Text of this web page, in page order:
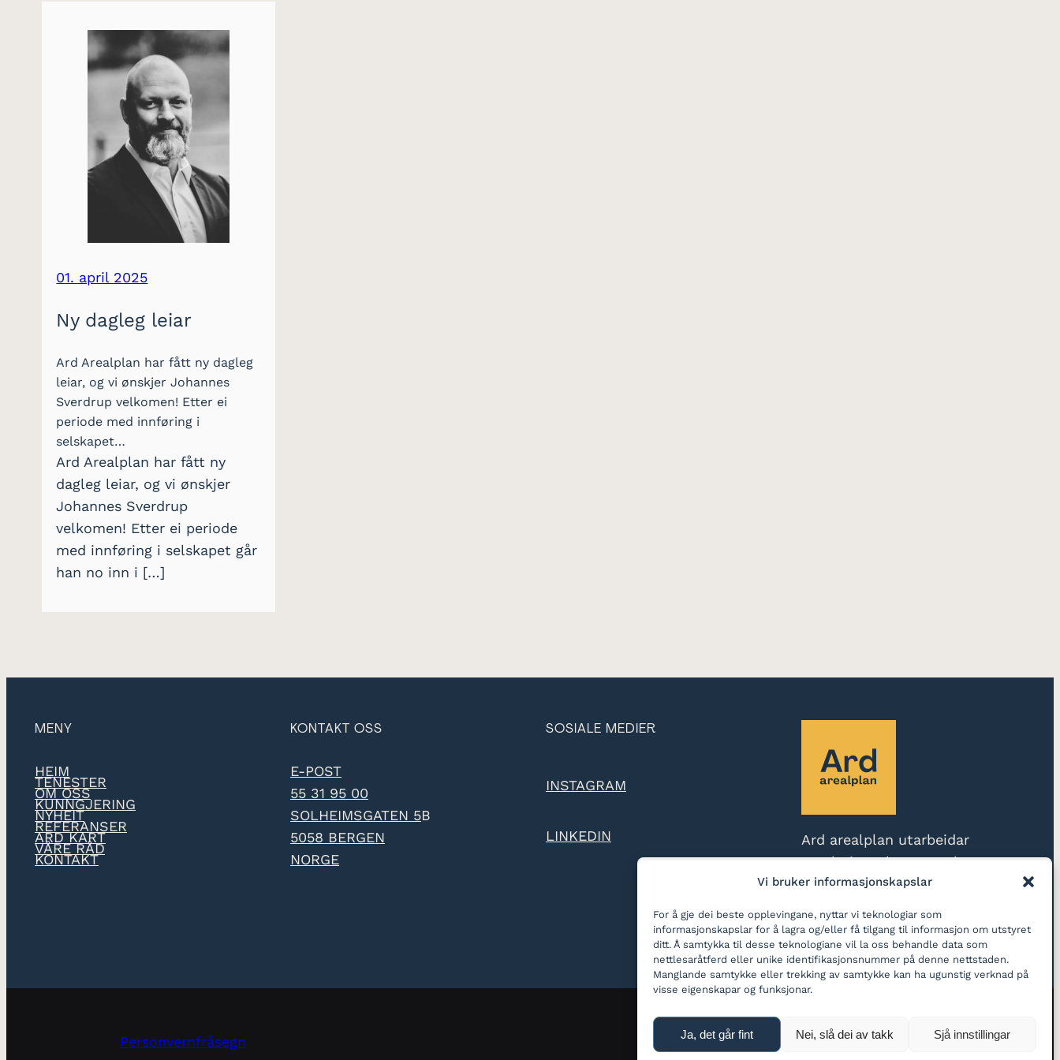
Vi bruker informasjonskapslar
For å gje dei beste opplevingane, nyttar vi teknologiar som
informasjonskapslar for å lagra og/eller få tilgang til informasjon om utstyret
ditt. Å samtykka til desse teknologiane vil la oss behandle data som
nettlesaråtferd eller unike identifikasjonsnummer på denne nettstaden.
Manglande samtykke eller trekking av samtykke kan ha ugunstig verknad på
visse eigenskapar og funksjonar.
Ja, det går fint Nei, slå dei av takk Sjå innstillingar
01. april 2025
Ny dagleg leiar
Ard Arealplan har fått ny dagleg
leiar, og vi ønskjer Johannes
Sverdrup velkomen! Etter ei
periode med innføring i
selskapet…
Ard Arealplan har fått ny
dagleg leiar, og vi ønskjer
Johannes Sverdrup
velkomen! Etter ei periode
med innføring i selskapet går
han no inn i […]
MENY
HEIM
TENESTER
OM OSS
KUNNGJERING
NYHEIT
REFERANSER
ARD KART
VÅRE RÅD
KONTAKT
KONTAKT OSS
E-POST
55 31 95 00
SOLHEIMSGATEN 5B
5058 BERGEN
NORGE
SOSIALE MEDIER
INSTAGRAM
LINKEDIN
Ard arealplan utarbeidar
reguleringsplanar og skapar
gode stader
LOGG INN
Personvernfråsegn Laget av jhaland.com